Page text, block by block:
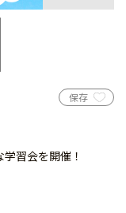
保存
習会を開催！